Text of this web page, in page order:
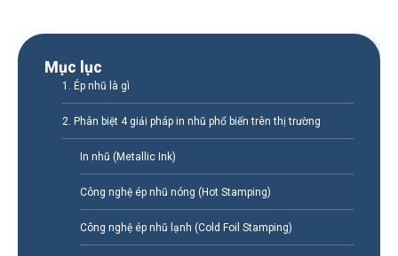
Mục lục
1. Ép nhũ là gì
2. Phân biệt 4 giải pháp in nhũ phổ biến trên thị trường
In nhũ (Metallic Ink)
Công nghệ ép nhũ nóng (Hot Stamping)
Công nghệ ép nhũ lạnh (Cold Foil Stamping)